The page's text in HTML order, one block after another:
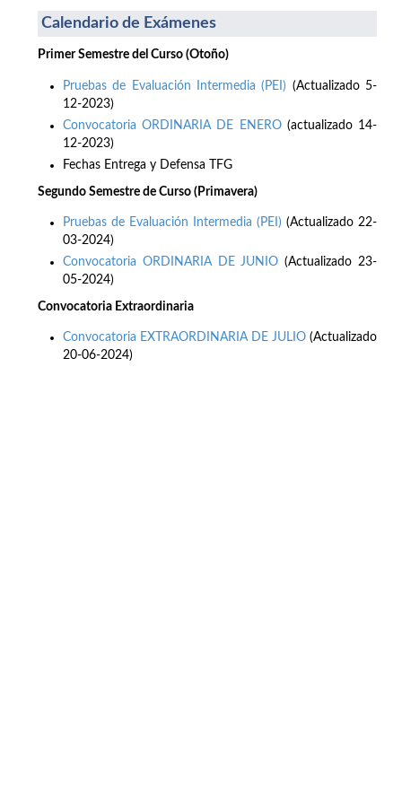
Calendario de Exámenes
Primer Semestre del Curso (Otoño)
Pruebas de Evaluación Intermedia (PEI) (Actualizado 5-
12-2023)
Convocatoria ORDINARIA DE ENERO(actualizado 14-
12-2023)
Fechas Entrega y Defensa TFG
Segundo Semestre de Curso (Primavera)
Pruebas de Evaluación Intermedia (PEI) (Actualizado 22-
03-2024)
Convocatoria ORDINARIA DE JUNIO (Actualizado 23-
05-2024)
Convocatoria Extraordinaria
Convocatoria EXTRAORDINARIA DE JULIO (Actualizado
20-06-2024)